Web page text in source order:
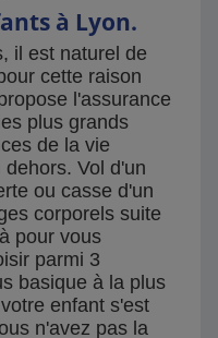
à Lyon.
il est naturel de
cette raison
l'assurance
plus grands
de la vie
Vol d'un
ou casse d'un
corporels suite
pour vous
parmi 3
basique à la plus
enfant s'est
n'avez pas la